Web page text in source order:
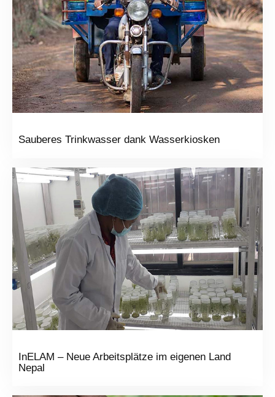
Sauberes Trinkwasser dank Wasserkiosken
InELAM – Neue Arbeitsplätze im eigenen Land
Nepal